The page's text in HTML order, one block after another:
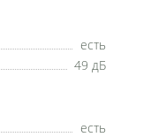
есть
49 дБ
есть